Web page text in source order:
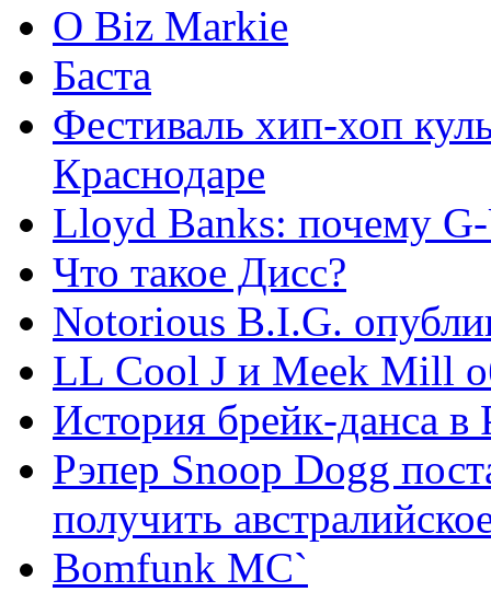
О Biz Markie
Баста
Фестиваль хип-хоп
Краснодаре
Lloyd Banks: почему
Что такое Дисс?
Notorious B.I.G.
LL Cool J и Meek Mill
История брейк-данса в
Рэпер Snoop Dogg
получить
Bomfunk MC`